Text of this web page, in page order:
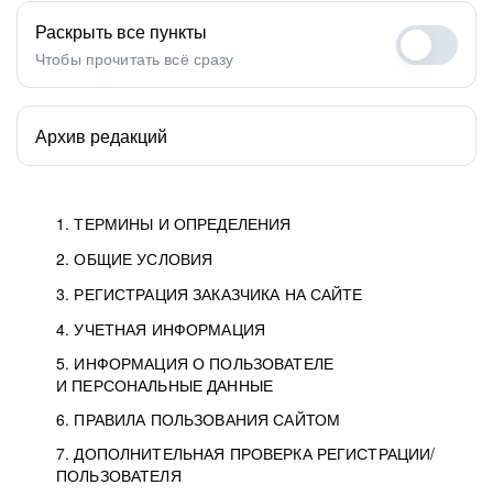
1. ТЕРМИНЫ И ОПРЕДЕЛЕНИЯ
2. ОБЩИЕ УСЛОВИЯ
3. РЕГИСТРАЦИЯ ЗАКАЗЧИКА НА САЙТЕ
4. УЧЕТНАЯ ИНФОРМАЦИЯ
5. ИНФОРМАЦИЯ О ПОЛЬЗОВАТЕЛЕ
И ПЕРСОНАЛЬНЫЕ ДАННЫЕ
6. ПРАВИЛА ПОЛЬЗОВАНИЯ САЙТОМ
7. ДОПОЛНИТЕЛЬНАЯ ПРОВЕРКА РЕГИСТРАЦИИ/
ПОЛЬЗОВАТЕЛЯ
Раскрыть все пункты
Чтобы прочитать всё сразу
Архив редакций